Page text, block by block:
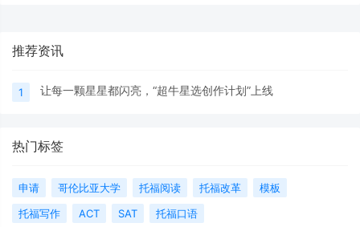
推荐资讯
1 让每一颗星星都闪亮，“超牛星选创作计划”上线
热门标签
申请 哥伦比亚大学 托福阅读 托福改革
模板
托福写作
ACT SAT 托福口语